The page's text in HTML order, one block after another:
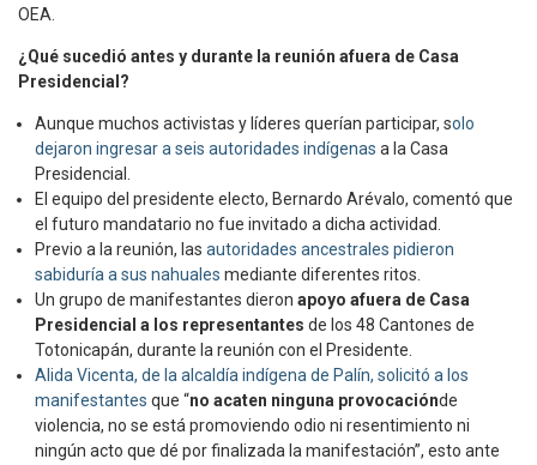
OEA.
¿Qué sucedió antes y durante la reunión afuera de Casa
Presidencial?
Aunque muchos activistas y líderes querían participar, solo
dejaron ingresar a seis autoridades indígenas a la Casa
Presidencial.
El equipo del presidente electo, Bernardo Arévalo, comentó que
el futuro mandatario no fue invitado a dicha actividad.
Previo a la reunión, las autoridades ancestrales pidieron
sabiduría a sus nahuales mediante diferentes ritos.
Un grupo de manifestantes dieron apoyo afuera de Casa
Presidencial a los representantes de los 48 Cantones de
Totonicapán, durante la reunión con el Presidente.
Alida Vicenta, de la alcaldía indígena de Palín, solicitó a los
manifestantes que “no acaten ninguna provocaciónde
violencia, no se está promoviendo odio ni resentimiento ni
ningún acto que dé por finalizada la manifestación”, esto ante